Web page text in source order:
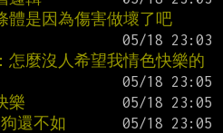
體是因為傷害做壞了吧
怎麼沒人希望我情色快樂的
樂
還不如